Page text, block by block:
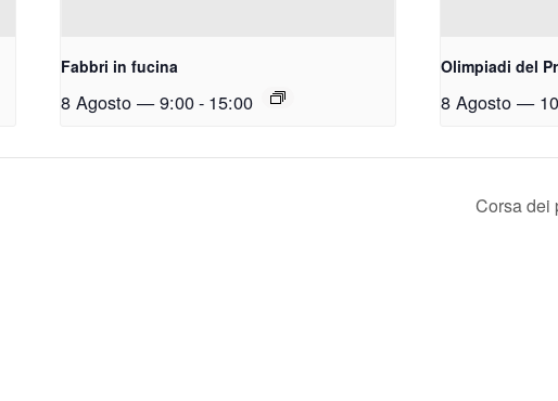
Fabbri in fucina
8 Agosto — 9:00- 15:00
Olimpiadi del
8 Agosto —
Corsa dei